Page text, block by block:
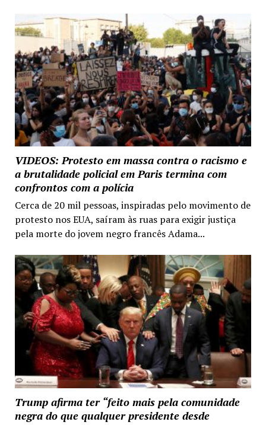
VIDEOS: Protesto em massa contra o racismo e
a brutalidade policial em Paris termina com
confrontos com a polícia
Cerca de 20 mil pessoas, inspiradas pelo movimento de
protesto nos EUA, saíram às ruas para exigir justiça
pela morte do jovem negro francês Adama...
Trump afirma ter “feito mais pela comunidade
negra do que qualquer presidente desde